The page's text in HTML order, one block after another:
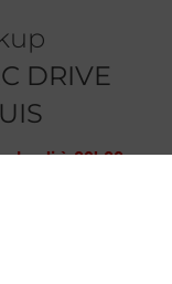
DRIVE
lundi à 09h00